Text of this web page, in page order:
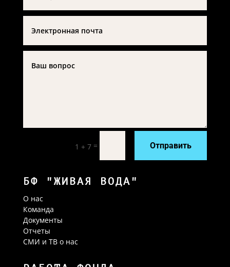
1 + 7 = Отправить
БФ "ЖИВАЯ ВОДА"
О нас
Команда
Документы
Отчеты
СМИ и ТВ о нас